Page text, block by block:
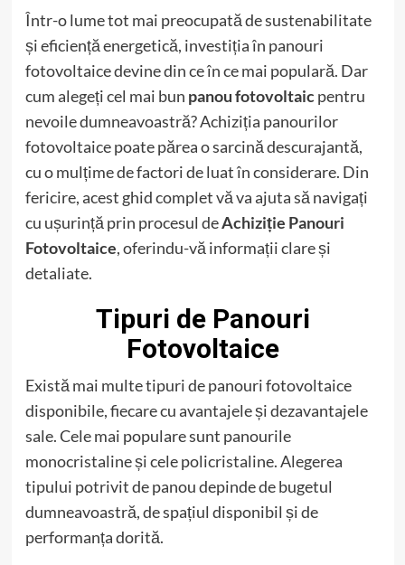
Într-o lume tot mai preocupată de sustenabilitate
și eficiență energetică, investiția în panouri
fotovoltaice devine din ce în ce mai populară. Dar
cum alegeți cel mai bun panou fotovoltaicpentru
nevoile dumneavoastră? Achiziția panourilor
fotovoltaice poate părea o sarcină descurajantă,
cu o mulțime de factori de luat în considerare. Din
fericire, acest ghid complet vă va ajuta să navigați
cu ușurință prin procesul deAchiziție Panouri
Fotovoltaice, oferindu-vă informații clare și
detaliate.
Tipuri de Panouri
Fotovoltaice
Există mai multe tipuri de panouri fotovoltaice
disponibile, fiecare cu avantajele și dezavantajele
sale. Cele mai populare sunt panourile
monocristaline și cele policristaline. Alegerea
tipului potrivit de panou depinde de bugetul
dumneavoastră, de spațiul disponibil și de
performanța dorită.